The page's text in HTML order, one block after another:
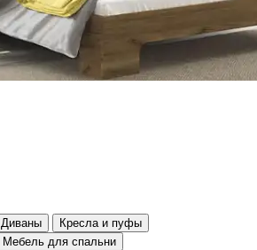
Диваны
Кресла и пуфы
Мебель для спальни